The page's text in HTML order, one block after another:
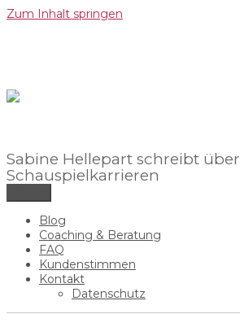
Zum Inhalt springen
Sabine Hellepart schreibt über
Schauspielkarrieren
Blog
Coaching & Beratung
FAQ
Kundenstimmen
Kontakt
Datenschutz